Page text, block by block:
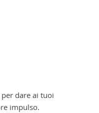
dare ai tuoi
impulso.